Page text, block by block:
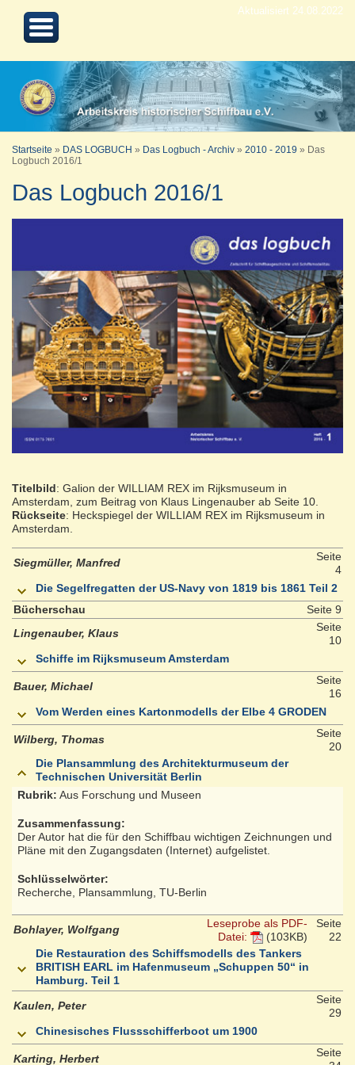
Aktualisiert 24.08.2022
Startseite » DAS LOGBUCH » Das Logbuch - Archiv » 2010 - 2019 »
Das
Logbuch 2016/1
Das Logbuch 2016/1
Titelbild: Galion der WILLIAM REX im Rijksmuseum in
Amsterdam, zum Beitrag von Klaus Lingenauber ab Seite 10.
Rückseite: Heckspiegel der WILLIAM REX im Rijksmuseum in
Amsterdam.
Siegmüller, Manfred
Seite
4
Die Segelfregatten der US-Navy von 1819 bis 1861 Teil 2
Bücherschau
Seite 9
Lingenauber, Klaus
Seite
10
Schiffe im Rijksmuseum Amsterdam
Bauer, Michael
Seite
16
Vom Werden eines Kartonmodells der Elbe 4 GRODEN
Wilberg, Thomas
Seite
20
Die Plansammlung des Architekturmuseum der
Technischen Universität Berlin
Rubrik: Aus Forschung und Museen
Zusammenfassung:
Der Autor hat die für den Schiffbau wichtigen Zeichnungen und
Pläne mit den Zugangsdaten (Internet) aufgelistet.
Schlüsselwörter:
Recherche, Plansammlung, TU-Berlin
Bohlayer, Wolfgang
Leseprobe als PDF-
Datei:
(103KB)
Seite
22
Die Restauration des Schiffsmodells des Tankers
BRITISH EARL im Hafenmuseum „Schuppen 50“ in
Hamburg. Teil 1
Kaulen, Peter
Seite
29
Chinesisches Flussschifferboot um 1900
Karting, Herbert
Seite